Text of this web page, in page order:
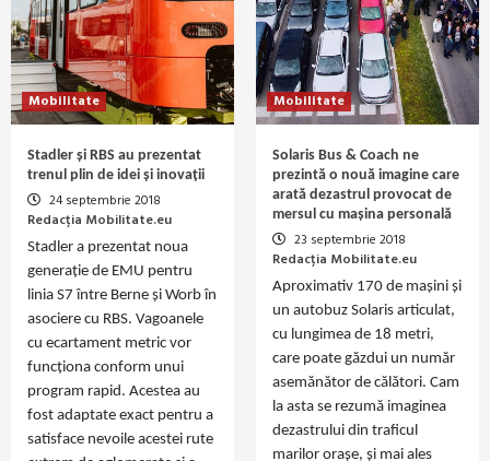
Mobilitate
Stadler și RBS au prezentat
trenul plin de idei și inovații
24 septembrie 2018
Redacția Mobilitate.eu
Stadler a prezentat noua
generație de EMU pentru
linia S7 între Berne și Worb în
asociere cu RBS. Vagoanele
cu ecartament metric vor
funcționa conform unui
program rapid. Acestea au
fost adaptate exact pentru a
satisface nevoile acestei rute
Mobilitate
Solaris Bus & Coach ne
prezintă o nouă imagine care
arată dezastrul provocat de
mersul cu mașina personală
23 septembrie 2018
Redacția Mobilitate.eu
Aproximativ 170 de mașini și
un autobuz Solaris articulat,
cu lungimea de 18 metri,
care poate găzdui un număr
asemănător de călători. Cam
la asta se rezumă imaginea
dezastrului din traficul
marilor orașe, și mai ales